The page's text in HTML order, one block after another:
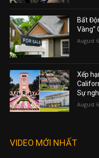
Bất
Vàng”
August
Xếp
Sự
August
VIDEO MỚI NHẤT